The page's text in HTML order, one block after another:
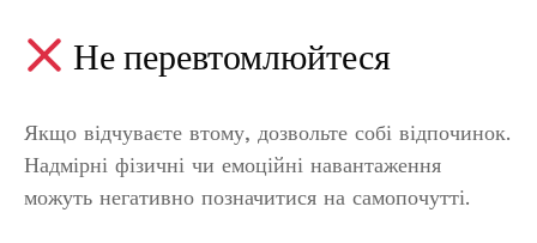
Не перевтомлюйтеся
Якщо відчуваєте втому, дозвольте собі відпочинок.
Надмірні фізичні чи емоційні навантаження
можуть негативно позначитися на самопочутті.